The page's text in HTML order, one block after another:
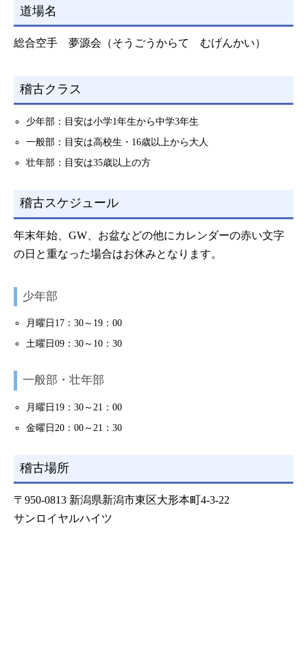
道場名
総合空手 夢源会（そうごうからて むげんかい）
稽古クラス
少年部：目安は小学1年生から中学3年生
一般部：目安は高校生・16歳以上から大人
壮年部：目安は35歳以上の方
稽古スケジュール
年末年始、GW、お盆などの他にカレンダーの赤い文字
の日と重なった場合はお休みとなります。
少年部
月曜日17：30～19：00
土曜日09：30～10：30
一般部・壮年部
月曜日19：30～21：00
金曜日20：00～21：30
稽古場所
〒950-0813 新潟県新潟市東区大形本町4-3-22
サンロイヤルハイツ